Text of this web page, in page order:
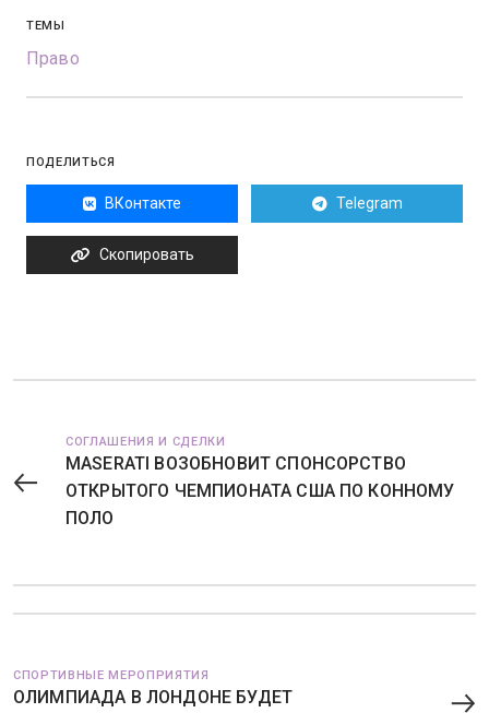
ТЕМЫ
Право
ПОДЕЛИТЬСЯ
ВКонтакте Telegram
Скопировать
СОГЛАШЕНИЯ И СДЕЛКИ
MASERATI ВОЗОБНОВИТ СПОНСОРСТВО
ОТКРЫТОГО ЧЕМПИОНАТА США ПО КОННОМУ
ПОЛО
СПОРТИВНЫЕ МЕРОПРИЯТИЯ
ОЛИМПИАДА В ЛОНДОНЕ БУДЕТ